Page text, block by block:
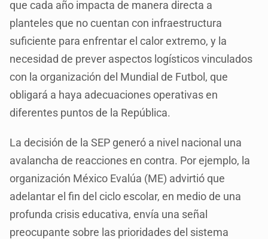
que cada año impacta de manera directa a
planteles que no cuentan con infraestructura
suficiente para enfrentar el calor extremo, y la
necesidad de prever aspectos logísticos vinculados
con la organización del Mundial de Futbol, que
obligará a haya adecuaciones operativas en
diferentes puntos de la República.
La decisión de la SEP generó a nivel nacional una
avalancha de reacciones en contra. Por ejemplo, la
organización México Evalúa (ME) advirtió que
adelantar el fin del ciclo escolar, en medio de una
profunda crisis educativa, envía una señal
preocupante sobre las prioridades del sistema